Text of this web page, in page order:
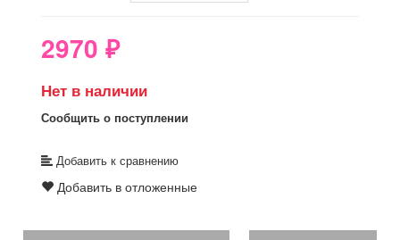
2970 ₽
Нет в наличии
Сообщить о поступлении
Добавить к сравнению
Добавить в отложенные